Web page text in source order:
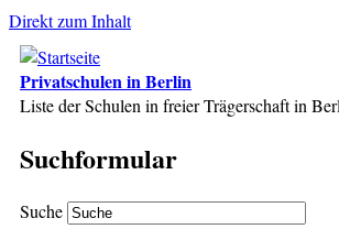
Direkt zum Inhalt
Privatschulen in Berlin
Liste der Schulen in freier Trägerschaft in
Suchformular
Suche